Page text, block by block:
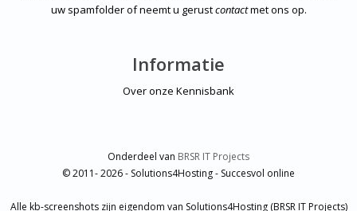
uw spamfolder of neemt u gerustcontactmet ons op.
Informatie
Over onze Kennisbank
Onderdeel van BRSR IT Projects
© 2011- 2026 - Solutions4Hosting - Succesvol online
Alle kb-screenshots zijn eigendom van Solutions4Hosting (BRSR IT Projects)